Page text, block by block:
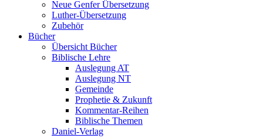
Neue Genfer Übersetzung
Luther-Übersetzung
Zubehör
Bücher
Übersicht Bücher
Biblische Lehre
Auslegung AT
Auslegung NT
Gemeinde
Prophetie & Zukunft
Kommentar-Reihen
Biblische Themen
Daniel-Verlag